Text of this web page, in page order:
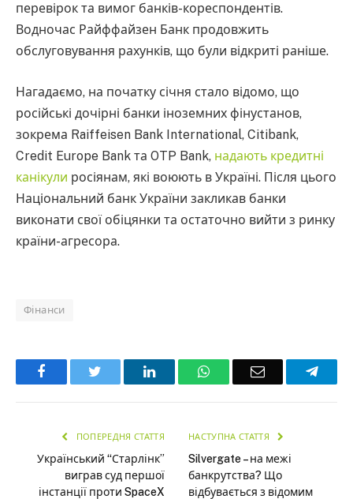
перевірок та вимог банків-кореспондентів.
Водночас Райффайзен Банк продовжить
обслуговування рахунків, що були відкриті раніше.
Нагадаємо, на початку січня стало відомо, що
російські дочірні банки іноземних фінустанов,
зокрема Raiffeisen Bank International, Citibank,
Credit Europe Bank та OTP Bank, надають кредитні
канікули росіянам, які воюють в Україні. Після цього
Національний банк України закликав банки
виконати свої обіцянки та остаточно вийти з ринку
країни-агресора.
Фінанси
Facebook LinkedInWhatsAppEmail
ПОПЕРЕДНЯ СТАТТЯ
Український “Старлінк”
виграв суд першої
інстанції проти SpaceX
НАСТУПНА СТАТТЯ
Silvergate – на межі
банкрутства? Що
відбувається з відомим